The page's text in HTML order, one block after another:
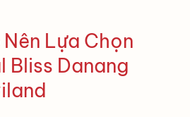
Lựa Chọn
Bliss Danang